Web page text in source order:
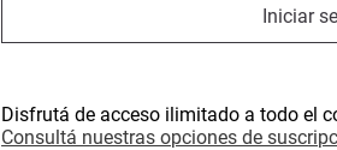
Iniciar
Disfrutá de acceso ilimitado a todo el
Consultá nuestras opciones de